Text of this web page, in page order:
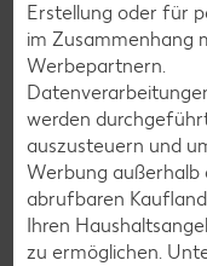
Apfelkuchen-
Schokokuchen-
Torten-Rezepte
Eis-Rezepte
Pfannkuchen-
Plätzchen-Rezepte
Erstellung oder für
im Zusammenhang
Werbepartnern.
werden
auszusteuern und
Werbung außerhalb
abrufbaren
Ihren
zu ermöglichen.